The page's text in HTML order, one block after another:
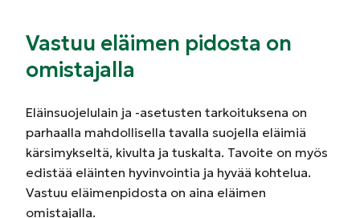
Vastuu eläimen pidosta on
omistajalla
Eläinsuojelulain ja -asetusten tarkoituksena on
parhaalla mahdollisella tavalla suojella eläimiä
kärsimykseltä, kivulta ja tuskalta. Tavoite on myös
edistää eläinten hyvinvointia ja hyvää kohtelua.
Vastuu eläimenpidosta on aina eläimen
omistajalla.